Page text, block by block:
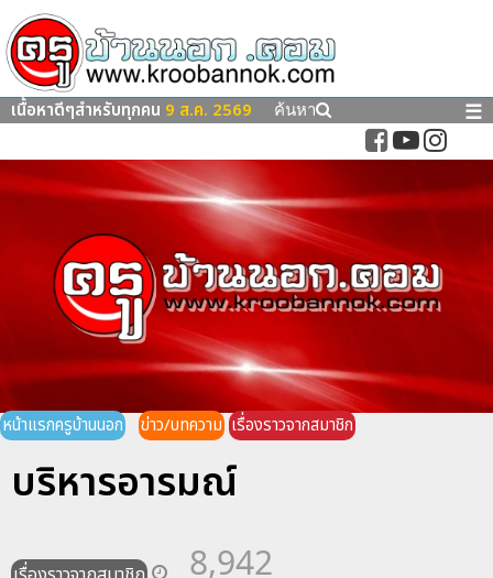
เนื้อหาดีๆสำหรับทุกคน 9 ส.ค. 2569 ค้นหา ☰
หน้าแรกครูบ้านนอก ข่าว/บทความ เรื่องราวจากสมาชิก
บริหารอารมณ์
8,942